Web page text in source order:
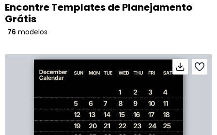
Encontre Templates de Planejamento
Grátis
76 modelos